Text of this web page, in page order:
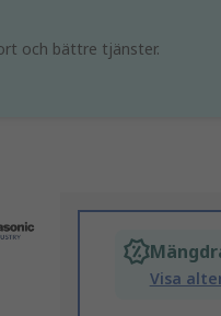
och bättre tjänster.
Visa